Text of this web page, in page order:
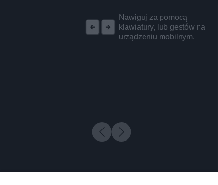
Nawiguj za pomocą
klawiatury, lub gestów na
urządzeniu mobilnym.